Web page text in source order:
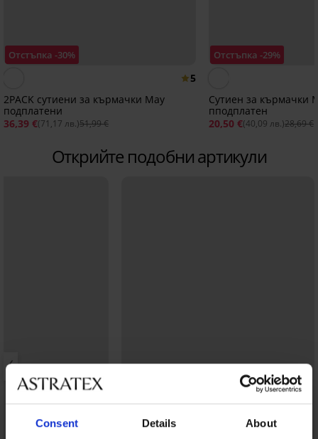
Consent Details About
Отстъпка -30%
5
2PACK сутиени за кърмачки May
подплатени
36,39 €(71,17 лв.)51,99 €
Отстъпка -29%
Сутиен за кърмачки
пподплатен
20,50 €(40,09 лв.)28,69 €
Открийте подобни артикули